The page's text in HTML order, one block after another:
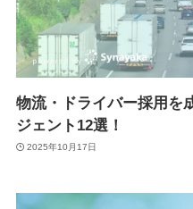
物流・ドライバー採用を
ジェント12選！
2025年10月17日